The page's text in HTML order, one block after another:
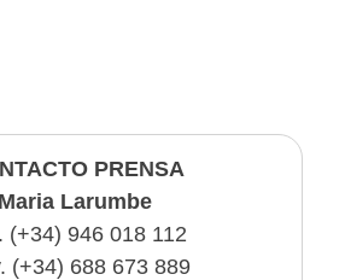
PRENSA
Maria Larumbe
(+34) 946 018 112
(+34) 688 673 889